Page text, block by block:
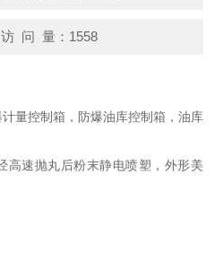
访 问 量：1558
量控制箱，防爆油库控制箱，油库
高速抛丸后粉末静电喷塑，外形美